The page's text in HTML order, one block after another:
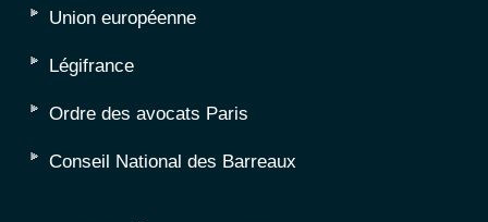
Union européenne
Légifrance
Ordre des avocats Paris
Conseil National des Barreaux